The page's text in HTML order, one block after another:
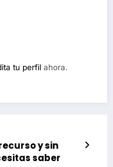
tu perfil ahora.
y sin
saber